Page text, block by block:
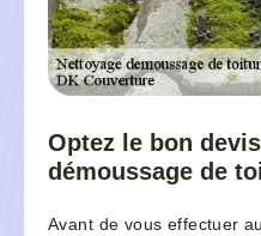
Optez le bon
démoussage de
Avant de vous effectuer